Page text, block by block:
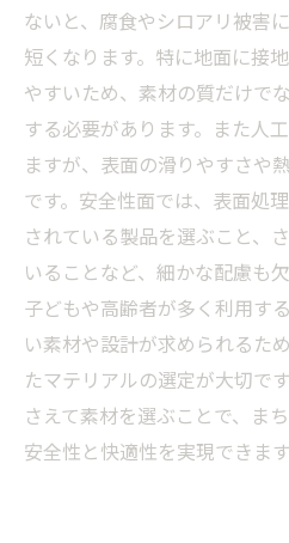
ないと、腐食やシロアリ被害
短くなります。特に地面に接
やすいため、素材の質だけで
する必要があります。また人
ますが、表面の滑りやすさや
です。安全性面では、表面処
されている製品を選ぶこと、
いることなど、細かな配慮も
子どもや高齢者が多く利用す
い素材や設計が求められるた
たマテリアルの選定が大切で
さえて素材を選ぶことで、ま
安全性と快適性を実現できます